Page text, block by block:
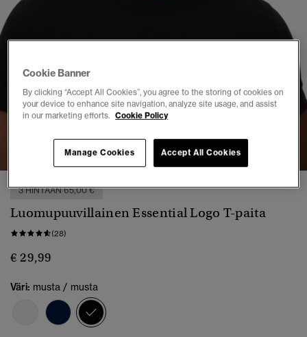
3 HINTAAN 65,00 €
Luomupuuvillainen Essential Logo T-paita
(28)
€ 29,99
Väri: musta / musta
Cookie Banner
By clicking “Accept All Cookies”, you agree to the storing of cookies on
your device to enhance site navigation, analyze site usage, and assist
in our marketing efforts. Cookie Policy
Accept All Cookies
Manage Cookies